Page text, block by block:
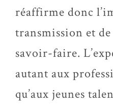
réaffirme donc
transmission et
savoir-faire.
autant aux
qu’aux jeunes